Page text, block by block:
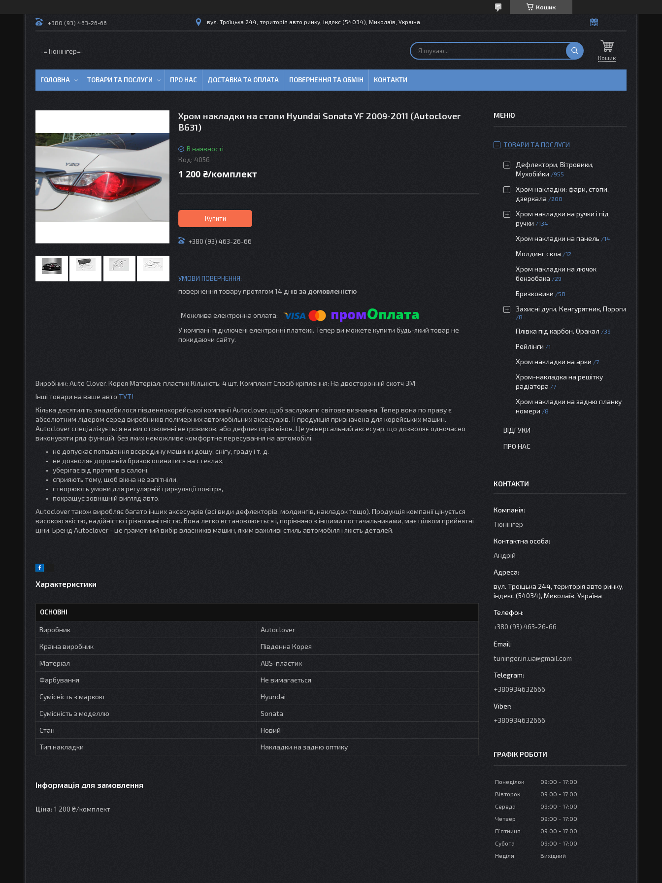
Кошик
+380 (93) 463-26-66 вул. Троїцька 244, територія авто ринку, індекс (54034), Миколаїв, Україна
-=Тюнінгер=-
Кошик
ГОЛОВНА ТОВАРИ ТА ПОСЛУГИ ПРО НАС ДОСТАВКА ТА ОПЛАТА ПОВЕРНЕННЯ ТА ОБМІН КОНТАКТИ
Хром накладки на стопи Hyundai Sonata YF 2009-2011 (Autoclover
B631)
В наявності
Код: 4056
1 200 ₴/комплект
Купити
+380 (93) 463-26-66
повернення товару протягом 14 днів за домовленістю
У компанії підключені електронні платежі. Тепер ви можете купити будь-який товар не
покидаючи сайту.
Виробник: Auto Clover. Корея Матеріал: пластик Кількість: 4 шт. Комплект Спосіб кріплення: На двосторонній скотч 3М
Інші товари на ваше авто ТУТ!
Кілька десятиліть знадобилося південнокорейської компанії Autoclover, щоб заслужити світове визнання. Тепер вона по праву є
абсолютним лідером серед виробників полімерних автомобільних аксесуарів. Її продукція призначена для корейських машин.
Autoclover спеціалізується на виготовленні ветровиков, або дефлекторів вікон. Це універсальний аксесуар, що дозволяє одночасно
виконувати ряд функцій, без яких неможливе комфортне пересування на автомобілі:
не допускає попадання всередину машини дощу, снігу, граду і т. д.
не дозволяє дорожнім бризок опинитися на стеклах,
уберігає від протягів в салоні,
сприяють тому, щоб вікна не запітніли,
створюють умови для регулярній циркуляції повітря,
покращує зовнішній вигляд авто.
Autoclover також виробляє багато інших аксесуарів (всі види дефлекторів, молдингів, накладок тощо). Продукція компанії цінується
високою якістю, надійністю і різноманітністю. Вона легко встановлюється і, порівняно з іншими постачальниками, має цілком прийнятні
ціни. Бренд Autoclover - це грамотний вибір власників машин, яким важливі стиль автомобіля і якість деталей.
Характеристики
ОСНОВНІ
Виробник
Autoclover
Країна виробник
Південна Корея
Матеріал
ABS-пластик
Фарбування
Не вимагається
Сумісність з маркою
Hyundai
Сумісність з моделлю
Sonata
Стан
Новий
Тип накладки
Накладки на задню оптику
Інформація для замовлення
Ціна: 1 200 ₴/комплект
ТОВАРИ ТА ПОСЛУГИ
Дефлектори, Вітровики,
Мухобійки
955
Хром накладки: фари, стопи,
дзеркала
200
Хром накладки на ручки і під
ручки
134
Хром накладки на панель 14
Молдинг скла 12
Хром накладки на лючок
бензобака
29
Бризковики 58
Захисні дуги, Кенгурятник, Пороги
8
Плівка під карбон. Оракал 39
Рейлінги 1
Хром накладки на арки 7
Хром-накладка на решітку
радіатора
7
Хром накладки на задню планку
номери
8
ВІДГУКИ
ПРО НАС
КОНТАКТИ
Тюнінгер
Андрій
вул. Троїцька 244, територія авто ринку,
індекс (54034), Миколаїв, Україна
+380 (93) 463-26-66
tuninger.in.ua@gmail.com
+380934632666
+380934632666
ГРАФІК РОБОТИ
Понеділок 09:00
17:00
Вівторок
09:00
17:00
Середа
09:00
17:00
Четвер
09:00
17:00
Пʼятниця
09:00
17:00
Субота
09:00
17:00
Неділя
Вихідний